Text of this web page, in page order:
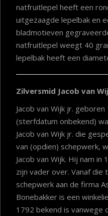
natfruitlepel heeft een
uitgezaagde lepelbak en
bladmotieven
natfruitlepel weegt 40
lepelbak heeft een
Zilversmid Jacob van
Jacob van Wijk jr.
(sterfdatum onbekend)
Jacob van Wijk jr. die
van (opdien) schepwerk,
Jacob van Wijk. Hij nam
zijn vader over. Vanaf die
schepwerk aan de firma
Bonebakker is een
1792 bekend is vanwege